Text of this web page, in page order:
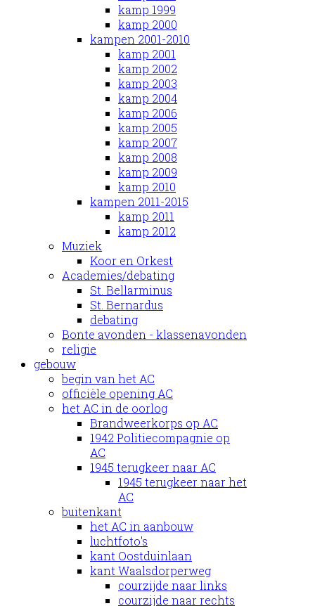
kamp 1999
kamp 2000
kampen 2001-2010
kamp 2001
kamp 2002
kamp 2003
kamp 2004
kamp 2006
kamp 2005
kamp 2007
kamp 2008
kamp 2009
kamp 2010
kampen 2011-2015
kamp 2011
kamp 2012
Muziek
Koor en Orkest
Academies/debating
St. Bellarminus
St. Bernardus
debating
Bonte avonden - klassenavonden
religie
gebouw
begin van het AC
officiële opening AC
het AC in de oorlog
Brandweerkorps op AC
1942 Politiecompagnie op
AC
1945 terugkeer naar AC
1945 terugkeer naar het
AC
buitenkant
het AC in aanbouw
luchtfoto's
kant Oostduinlaan
kant Waalsdorperweg
courzijde naar links
courzijde naar rechts